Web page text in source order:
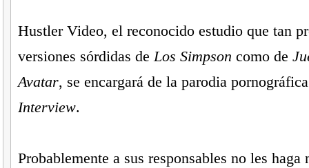
Hustler Video, el reconocido estudio que tan
versiones sórdidas deLos Simpson como de
Avatar, se encargará de la parodia
Interview.
Probablemente a sus responsables no les haga